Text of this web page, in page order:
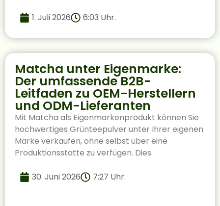
1. Juli 2026 6:03 Uhr.
Matcha unter Eigenmarke:
Der umfassende B2B-
Leitfaden zu OEM-Herstellern
und ODM-Lieferanten
Mit Matcha als Eigenmarkenprodukt können Sie
hochwertiges Grünteepulver unter Ihrer eigenen
Marke verkaufen, ohne selbst über eine
Produktionsstätte zu verfügen. Dies
30. Juni 2026 7:27 Uhr.